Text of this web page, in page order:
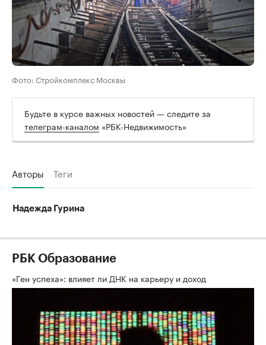
Фото: Стройкомплекс Москвы
Будьте в курсе важных новостей — следите за
телеграм-каналом «РБК-Недвижимость»
Авторы Теги
Надежда Гурина
РБК Образование
«Ген успеха»: влияет ли ДНК на карьеру и доход